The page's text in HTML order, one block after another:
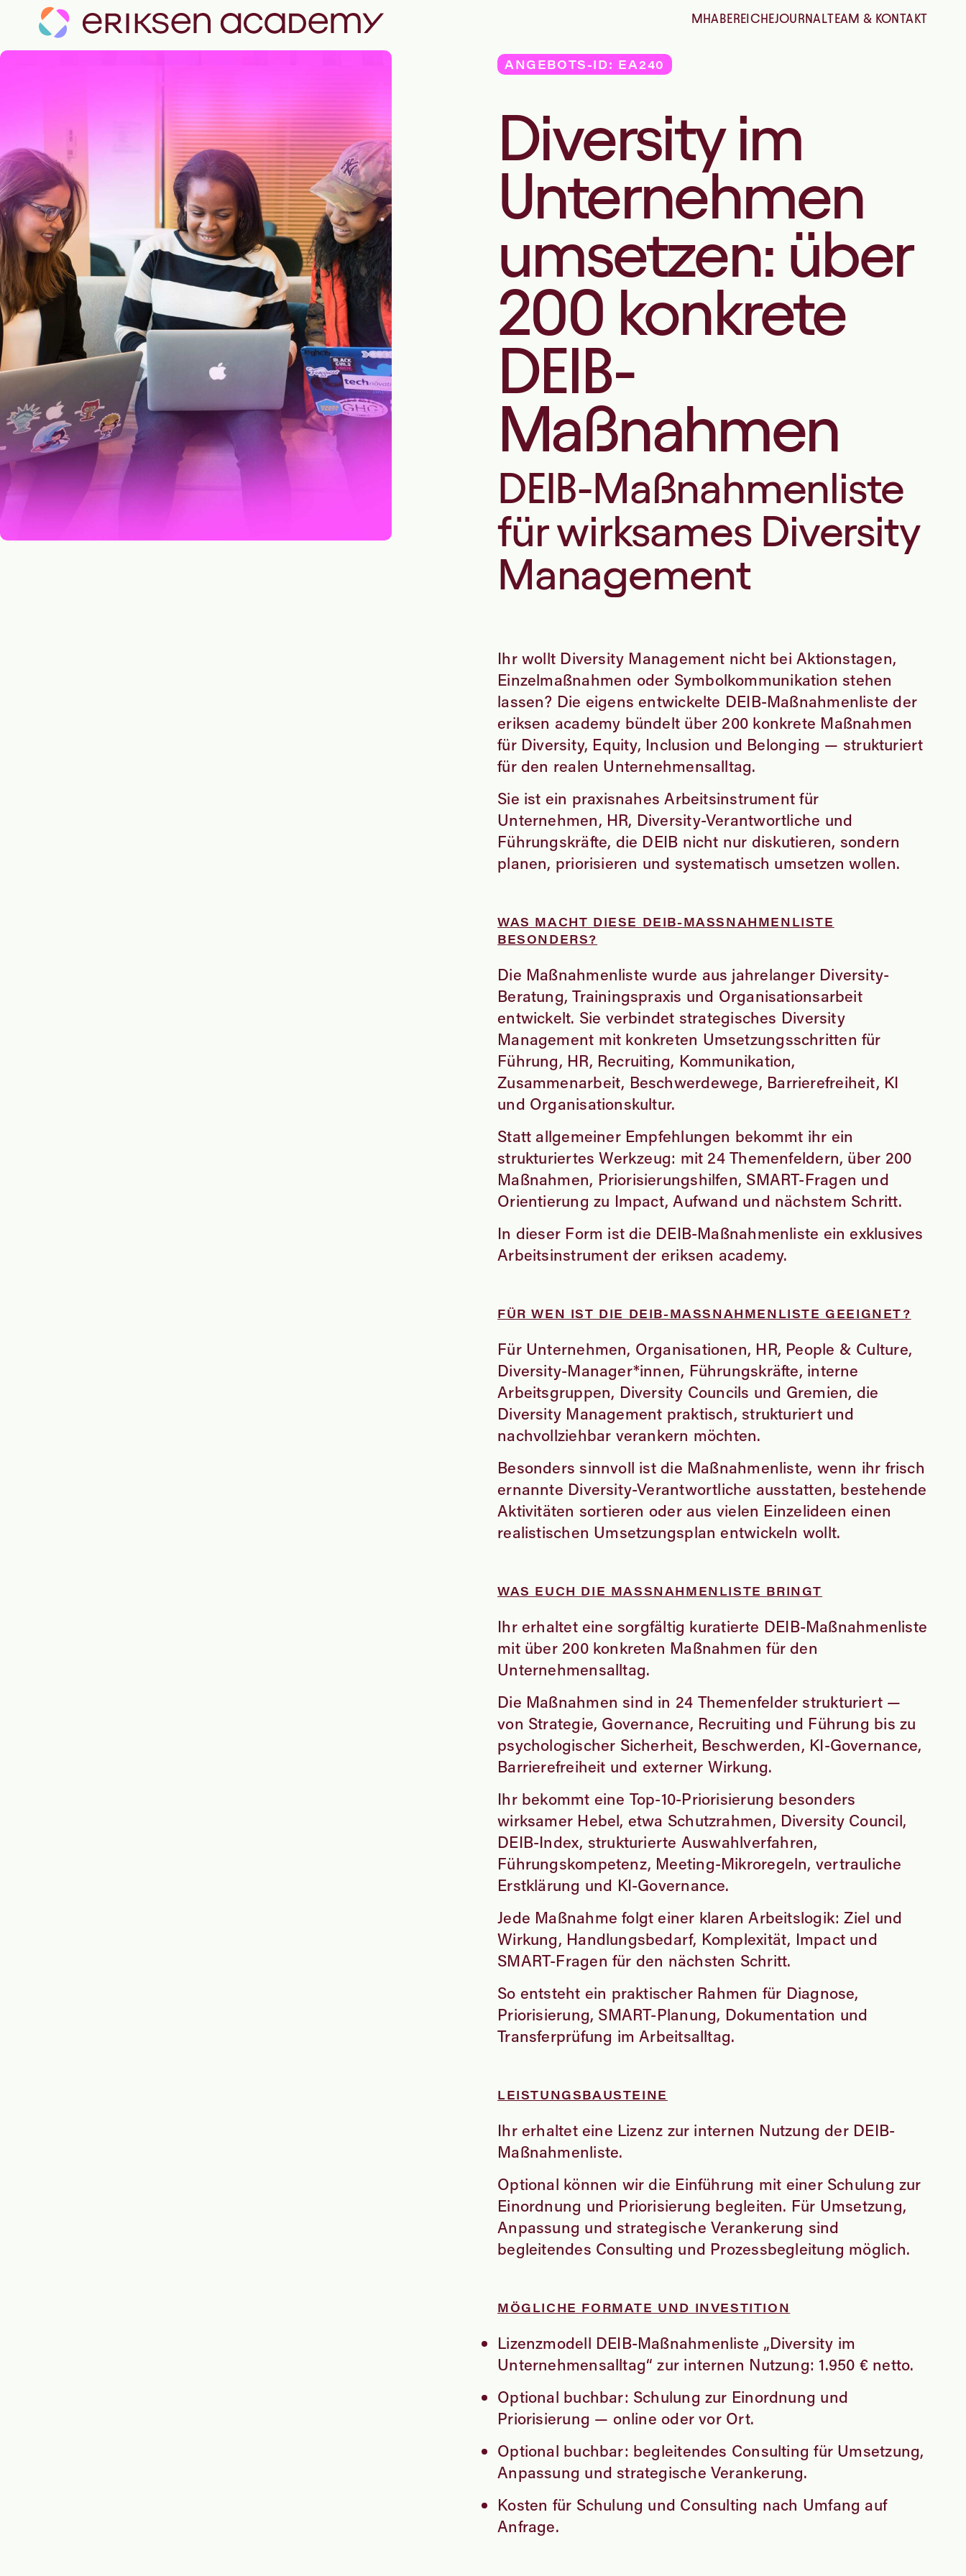
MHABEREICHEJOURNALTEAM & KONTAKT
ANGEBOTS-ID: EA240
Diversity im
Unternehmen
umsetzen: über
200 konkrete
DEIB-
Maßnahmen
DEIB-Maßnahmenliste
für wirksames Diversity
Management
Ihr wollt Diversity Management nicht bei Aktionstagen,
Einzelmaßnahmen oder Symbolkommunikation stehen
lassen? Die eigens entwickelte DEIB-Maßnahmenliste der
eriksen academy bündelt über 200 konkrete Maßnahmen
für Diversity, Equity, Inclusion und Belonging — strukturiert
für den realen Unternehmensalltag.
Sie ist ein praxisnahes Arbeitsinstrument für
Unternehmen, HR, Diversity-Verantwortliche und
Führungskräfte, die DEIB nicht nur diskutieren, sondern
planen, priorisieren und systematisch umsetzen wollen.
WAS MACHT DIESE DEIB-MASSNAHMENLISTE B
ESONDERS?
Die Maßnahmenliste wurde aus jahrelanger Diversity-
Beratung, Trainingspraxis und Organisationsarbeit
entwickelt. Sie verbindet strategisches Diversity
Management mit konkreten Umsetzungsschritten für
Führung, HR, Recruiting, Kommunikation,
Zusammenarbeit, Beschwerdewege, Barrierefreiheit, KI
und Organisationskultur.
Statt allgemeiner Empfehlungen bekommt ihr ein
strukturiertes Werkzeug: mit 24 Themenfeldern, über 200
Maßnahmen, Priorisierungshilfen, SMART-Fragen und
Orientierung zu Impact, Aufwand und nächstem Schritt.
In dieser Form ist die DEIB-Maßnahmenliste ein exklusives
Arbeitsinstrument der eriksen academy.
FÜR WEN IST DIE DEIB-MASSNAHMENLISTE GEEIGNET?
Für Unternehmen, Organisationen, HR, People & Culture,
Diversity-Manager*innen, Führungskräfte, interne
Arbeitsgruppen, Diversity Councils und Gremien, die
Diversity Management praktisch, strukturiert und
nachvollziehbar verankern möchten.
Besonders sinnvoll ist die Maßnahmenliste, wenn ihr frisch
ernannte Diversity-Verantwortliche ausstatten, bestehende
Aktivitäten sortieren oder aus vielen Einzelideen einen
realistischen Umsetzungsplan entwickeln wollt.
WAS EUCH DIE MASSNAHMENLISTE BRINGT
Ihr erhaltet eine sorgfältig kuratierte DEIB-Maßnahmenliste
mit über 200 konkreten Maßnahmen für den
Unternehmensalltag.
Die Maßnahmen sind in 24 Themenfelder strukturiert —
von Strategie, Governance, Recruiting und Führung bis zu
psychologischer Sicherheit, Beschwerden, KI-Governance,
Barrierefreiheit und externer Wirkung.
Ihr bekommt eine Top-10-Priorisierung besonders
wirksamer Hebel, etwa Schutzrahmen, Diversity Council,
DEIB-Index, strukturierte Auswahlverfahren,
Führungskompetenz, Meeting-Mikroregeln, vertrauliche
Erstklärung und KI-Governance.
Jede Maßnahme folgt einer klaren Arbeitslogik: Ziel und
Wirkung, Handlungsbedarf, Komplexität, Impact und
SMART-Fragen für den nächsten Schritt.
So entsteht ein praktischer Rahmen für Diagnose,
Priorisierung, SMART-Planung, Dokumentation und
Transferprüfung im Arbeitsalltag.
LEISTUNGSBAUSTEINE
Ihr erhaltet eine Lizenz zur internen Nutzung der DEIB-
Maßnahmenliste.
Optional können wir die Einführung mit einer Schulung zur
Einordnung und Priorisierung begleiten. Für Umsetzung,
Anpassung und strategische Verankerung sind
begleitendes Consulting und Prozessbegleitung möglich.
MÖGLICHE FORMATE UND INVESTITION
Lizenzmodell DEIB-Maßnahmenliste „Diversity im
Unternehmensalltag“ zur internen Nutzung: 1.950 € netto.
Optional buchbar: Schulung zur Einordnung und
Priorisierung — online oder vor Ort.
Optional buchbar: begleitendes Consulting für Umsetzung,
Anpassung und strategische Verankerung.
Kosten für Schulung und Consulting nach Umfang auf
Anfrage.